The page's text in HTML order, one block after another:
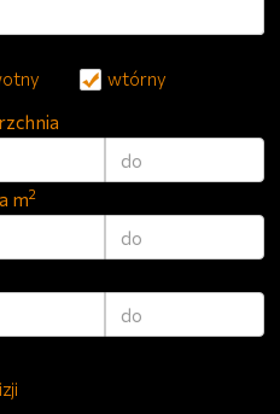
wtórny
m2